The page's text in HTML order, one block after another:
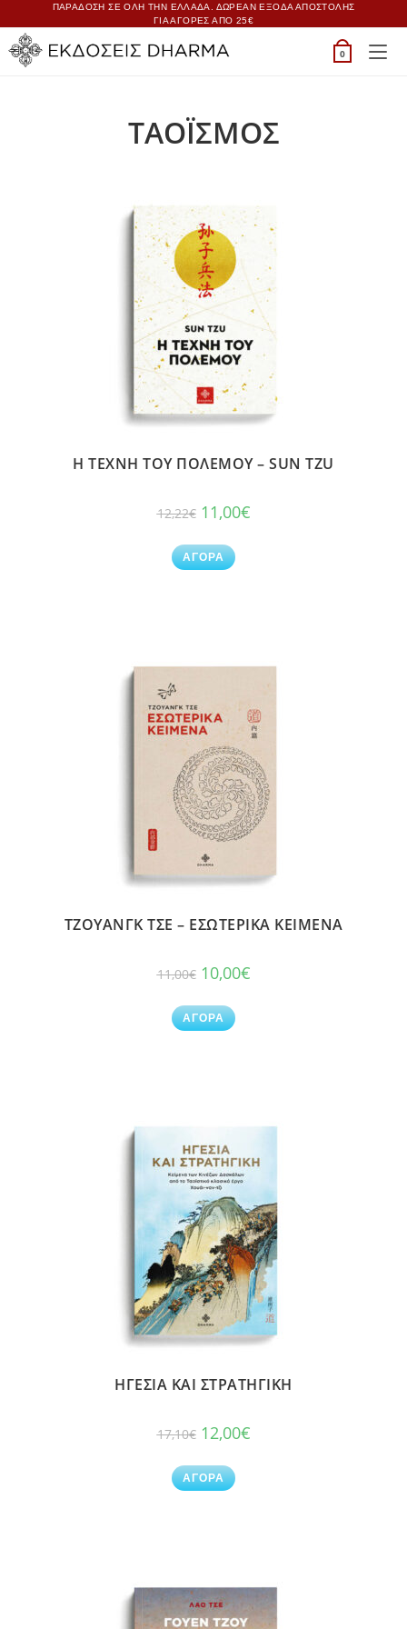
ΠΑΡΑΔΟΣΗ ΣΕ ΟΛΗ ΤΗΝ ΕΛΛΑΔΑ. ΔΩΡΕΑΝ ΕΞΟΔΑ ΑΠΟΣΤΟΛΗΣ
ΓΙΑ ΑΓΟΡΕΣ ΑΠΟ 25€
0
ΤΑΟΪΣΜΟΣ
Η ΤΕΧΝΗ ΤΟΥ ΠΟΛΕΜΟΥ – SUN TZU
12,22€ 11,00€
ΑΓΟΡΑ
ΤΖΟΥΑΝΓΚ ΤΣΕ – ΕΣΩΤΕΡΙΚΑ ΚΕΙΜΕΝΑ
11,00€ 10,00€
ΑΓΟΡΑ
ΗΓΕΣΙΑ ΚΑΙ ΣΤΡΑΤΗΓΙΚΗ
17,10€ 12,00€
ΑΓΟΡΑ